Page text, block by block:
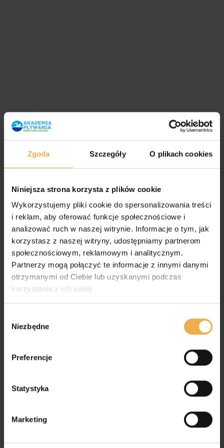
Zgoda Szczegóły O plikach cookies
Niniejsza strona korzysta z plików cookie
Wykorzystujemy pliki cookie do spersonalizowania treści
i reklam, aby oferować funkcje społecznościowe i
analizować ruch w naszej witrynie. Informacje o tym, jak
korzystasz z naszej witryny, udostępniamy partnerom
społecznościowym, reklamowym i analitycznym.
Partnerzy mogą połączyć te informacje z innymi danymi
otrzymanymi od Ciebie lub uzyskanymi podczas
korzystania z ich usług.
Niezbędne
Preferencje
Statystyka
Marketing